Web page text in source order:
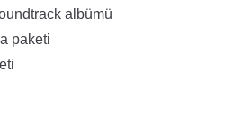
albümü
paketi